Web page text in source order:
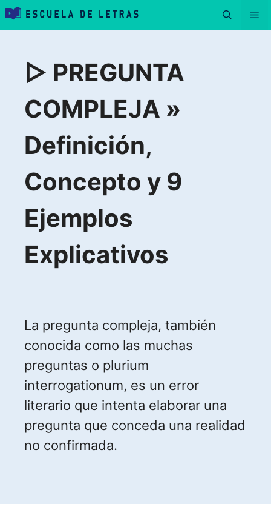
Saltar
contenido▷ PREGUNTA
COMPLEJA »
Definición,
Concepto y 9
Ejemplos
Explicativos
La pregunta compleja, también
conocida como las muchas
preguntas o plurium
interrogationum, es un error
literario que intenta elaborar una
pregunta que conceda una realidad
no confirmada.